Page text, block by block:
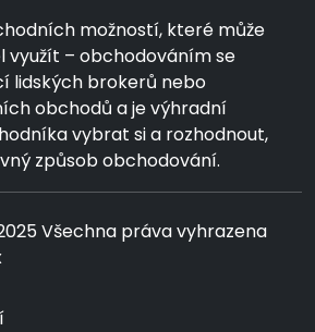
možností, které může
– obchodováním se
lidských brokerů nebo
obchodů a je výhradní
vybrat si a rozhodnout,
způsob obchodování.
Všechna práva vyhrazena